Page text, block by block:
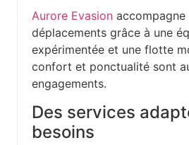
Aurore Evasion accompagne
déplacements grâce à une
expérimentée et une flotte
confort et ponctualité sont
engagements.
Des services
besoins